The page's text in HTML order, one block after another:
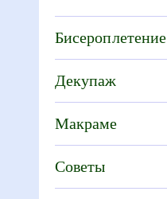
Бисероплетение
Декупаж
Макраме
Советы